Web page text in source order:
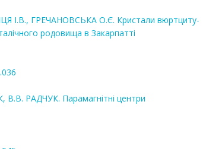
ГРЕЧАНОВСЬКА О.Є. Кристали вюртциту-
родовища в Закарпатті
РАДЧУК. Парамагнітні центри